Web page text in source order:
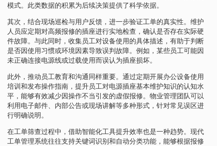
模式。此类数据的积累为后续决策提供了科学依据。
其次，结合现场巡检与用户反馈，进一步验证工单的真实性。维护
人员应定期对高频报修的插座进行实地检查，确认是否存在实际硬
件故障。与此同时，收集员工对设备使用的具体描述，有助于判断
是否因使用习惯或环境因素导致误判故障。例如，某些员工可能因
未正确连接电源线或过载使用而误认为插座损坏。
此外，推动员工教育和沟通同样重要。通过定期开展办公设备使用
培训和发布操作指南，提升员工对电源插座基本维护知识的认知水
平，能够有效减少因操作不当引发的虚假报修。物业管理团队可以
利用电子邮件、内部公告或现场讲解等多种形式，针对常见误区进
行明确说明。
在工单筛查过程中，借助智能化工具提升效率也是一种趋势。现代
工单管理系统往往支持关键词识别和自动分类功能，能够根据报修